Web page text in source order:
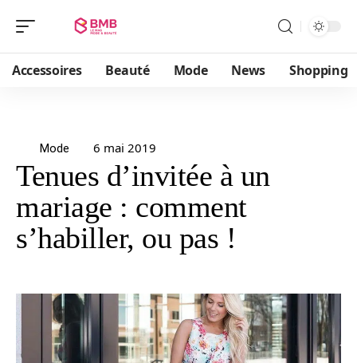
Accessoires Beauté Mode News Shopping
Mode 6 mai 2019
Tenues d’invitée à un
mariage : comment
s’habiller, ou pas !